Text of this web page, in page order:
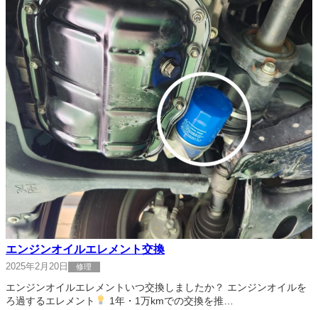
エンジンオイルエレメント交換
2025年2月20日 修理
エンジンオイルエレメントいつ交換しましたか？ エンジンオイルを
ろ過するエレメント
1年・1万kmでの交換を推…